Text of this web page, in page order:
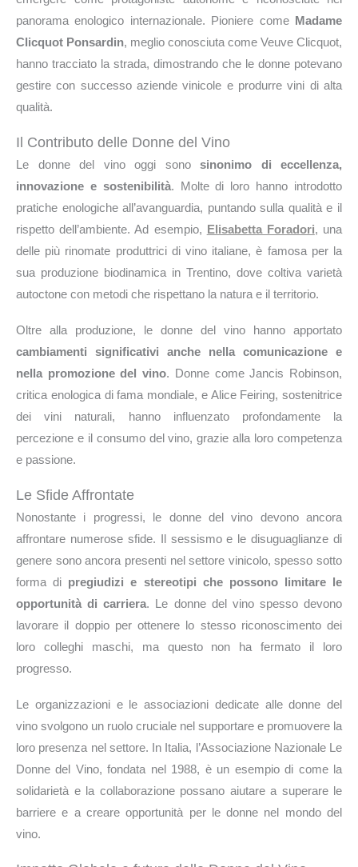
panorama enologico internazionale. Pioniere come Madame
Clicquot Ponsardin, meglio conosciuta come Veuve Clicquot,
hanno tracciato la strada, dimostrando che le donne potevano
gestire con successo aziende vinicole e produrre vini di alta
qualità.
Il Contributo delle Donne del Vino
Le donne del vino oggi sono sinonimo di eccellenza,
innovazione e sostenibilità. Molte di loro hanno introdotto
pratiche enologiche all’avanguardia, puntando sulla qualità e il
rispetto dell’ambiente. Ad esempio, Elisabetta Foradori, una
delle più rinomate produttrici di vino italiane, è famosa per la
sua produzione biodinamica in Trentino, dove coltiva varietà
autoctone con metodi che rispettano la natura e il territorio.
Oltre alla produzione, le donne del vino hanno apportato
cambiamenti significativi anche nella comunicazione e
nella promozione del vino. Donne come Jancis Robinson,
critica enologica di fama mondiale, e Alice Feiring, sostenitrice
dei vini naturali, hanno influenzato profondamente la
percezione e il consumo del vino, grazie alla loro competenza
e passione.
Le Sfide Affrontate
Nonostante i progressi, le donne del vino devono ancora
affrontare numerose sfide. Il sessismo e le disuguaglianze di
genere sono ancora presenti nel settore vinicolo, spesso sotto
forma di pregiudizi e stereotipi che possono limitare le
opportunità di carriera. Le donne del vino spesso devono
lavorare il doppio per ottenere lo stesso riconoscimento dei
loro colleghi maschi, ma questo non ha fermato il loro
progresso.
Le organizzazioni e le associazioni dedicate alle donne del
vino svolgono un ruolo cruciale nel supportare e promuovere la
loro presenza nel settore. In Italia, l’Associazione Nazionale Le
Donne del Vino, fondata nel 1988, è un esempio di come la
solidarietà e la collaborazione possano aiutare a superare le
barriere e a creare opportunità per le donne nel mondo del
vino.